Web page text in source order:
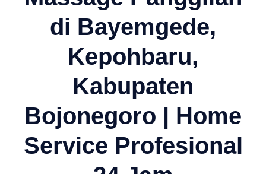
di Bayemgede,
Kepohbaru,
Kabupaten
Bojonegoro | Home
Service Profesional